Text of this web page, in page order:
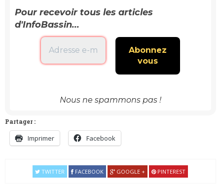
Pour recevoir tous les articles
d'InfoBassin...
Nous ne spammons pas !
Partager :
Imprimer Facebook
TWITTER FACEBOOK GOOGLE + PINTEREST